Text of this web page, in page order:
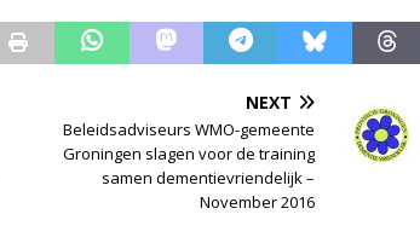
NEXT
Beleidsadviseurs WMO-gemeente
Groningen slagen voor de training
samen dementievriendelijk –
November 2016